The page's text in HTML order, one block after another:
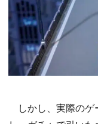
しかし、実際のゲ